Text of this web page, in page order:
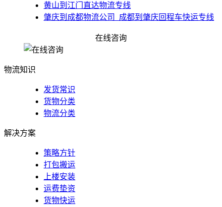
黄山到江门直达物流专线
​肇庆到成都物流公司_成都到肇庆回程车快运专线
佛山到梧州苍梧县物流公司_货运公司
在线咨询
物流知识
发货常识
货物分类
物流分类
解决方案
策略方针
打包搬运
上楼安装
运费垫资
货物快运